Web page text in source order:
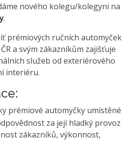
nového kolegu/kolegyni na
.
prémiových ručních automyček
a svým zákazníkům zajišťuje
služeb od exteriérového
interiéru.
prémiové automyčky umístěné
za její hladký provoz
zákazníků, výkonnost,